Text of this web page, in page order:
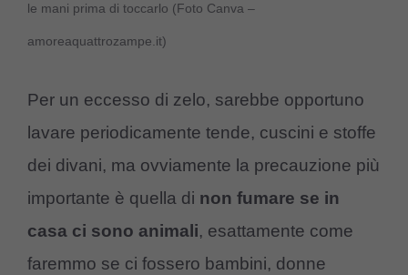
le mani prima di toccarlo (Foto Canva –
amoreaquattrozampe.it)
Per un eccesso di zelo, sarebbe opportuno
lavare periodicamente tende, cuscini e stoffe
dei divani, ma ovviamente la precauzione più
importante è quella di non fumare se in
casa ci sono animali, esattamente come
faremmo se ci fossero bambini, donne